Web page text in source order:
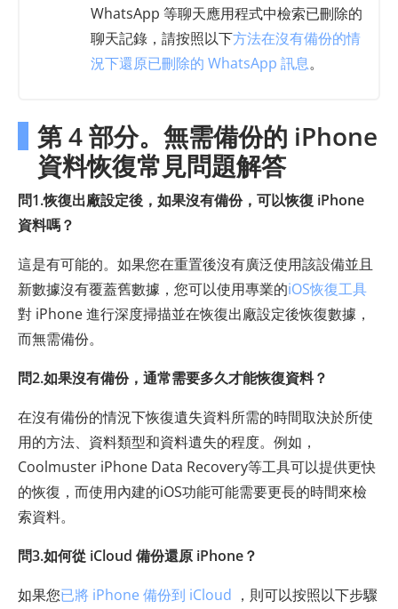
WhatsApp 等聊天應用程式中檢索已刪除的
聊天記錄，請按照以下方法在沒有備份的情
況下還原已刪除的 WhatsApp 訊息。
第 4 部分。無需備份的 iPhone
資料恢復常見問題解答
問1.恢復出廠設定後，如果沒有備份，可以恢復 iPhone
資料嗎？
這是有可能的。如果您在重置後沒有廣泛使用該設備並且
新數據沒有覆蓋舊數據，您可以使用專業的iOS恢復工具
對 iPhone 進行深度掃描並在恢復出廠設定後恢復數據，
而無需備份。
問2.如果沒有備份，通常需要多久才能恢復資料？
在沒有備份的情況下恢復遺失資料所需的時間取決於所使
用的方法、資料類型和資料遺失的程度。例如，
Coolmuster iPhone Data Recovery等工具可以提供更快
的恢復，而使用內建的iOS功能可能需要更長的時間來檢
索資料。
問3.如何從 iCloud 備份還原 iPhone？
如果您已將 iPhone 備份到 iCloud ，則可以按照以下步驟